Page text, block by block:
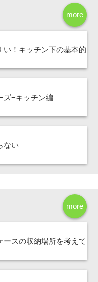
more
い！キッチン下の基本的
ズ−キッチン編
ない
more
ースの収納場所を考えて